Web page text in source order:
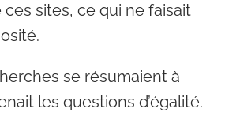
ces sites, ce qui ne faisait
se résumaient à
les questions d’égalité.